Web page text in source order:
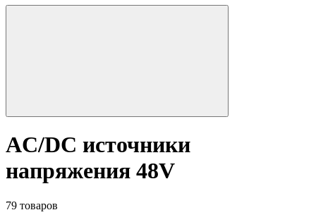
AC/DC источники
напряжения 48V
79 товаров